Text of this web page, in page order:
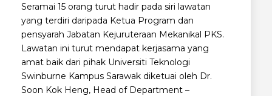
Seramai 15 orang turut hadir pada siri lawatan
yang terdiri daripada Ketua Program dan
pensyarah Jabatan Kejuruteraan Mekanikal PKS.
Lawatan ini turut mendapat kerjasama yang
amat baik dari pihak Universiti Teknologi
Swinburne Kampus Sarawak diketuai oleh Dr.
Soon Kok Heng, Head of Department –